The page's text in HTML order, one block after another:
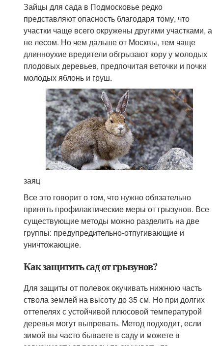
Зайцы для сада в Подмосковье редко
представляют опасность благодаря тому, что
участки чаще всего окружены другими участками, а
не лесом. Но чем дальше от Москвы, тем чаще
длинноухие вредители обгрызают кору у молодых
плодовых деревьев, предпочитая веточки и почки
молодых яблонь и груш.
заяц
Все это говорит о том, что нужно обязательно
принять профилактические меры от грызунов. Все
существующие методы можно разделить на две
группы: предупредительно-­отпугивающие и
уничтожающие.
Как защитить сад от грызунов?
Для защиты от полевок окучивать нижнюю часть
ствола землей на высоту до 35 см. Но при долгих
оттепелях с устойчивой плюсовой температурой
деревья могут выпревать. Метод подходит, если
зимой вы часто бываете в саду и можете в